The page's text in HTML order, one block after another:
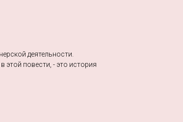
деятельности.
этой повести, - это история